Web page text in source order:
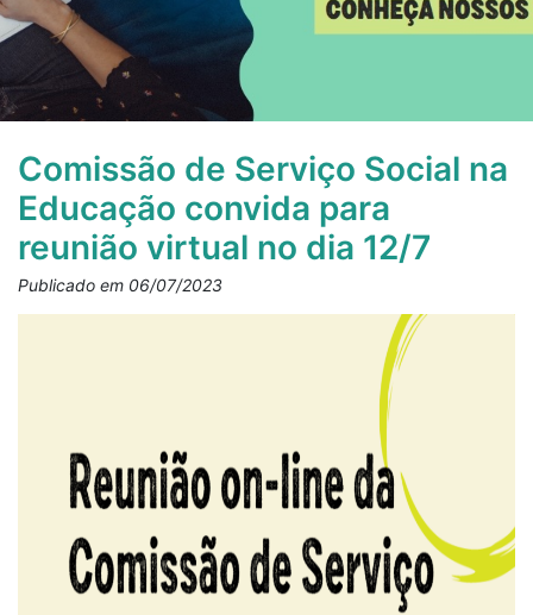
Comissão de Serviço Social na
Educação convida para
reunião virtual no dia 12/7
Publicado em 06/07/2023